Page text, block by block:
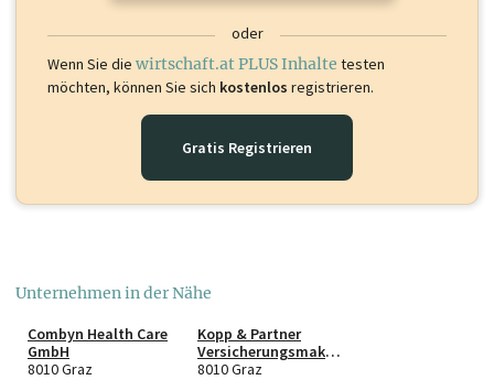
oder
Wenn Sie die wirtschaft.at PLUS Inhalte testen
möchten, können Sie sich kostenlos registrieren.
Gratis Registrieren
Unternehmen in der Nähe
Combyn Health Care
GmbH
8010 Graz
Kopp & Partner
Versicherungsmakler
GmbH
8010 Graz